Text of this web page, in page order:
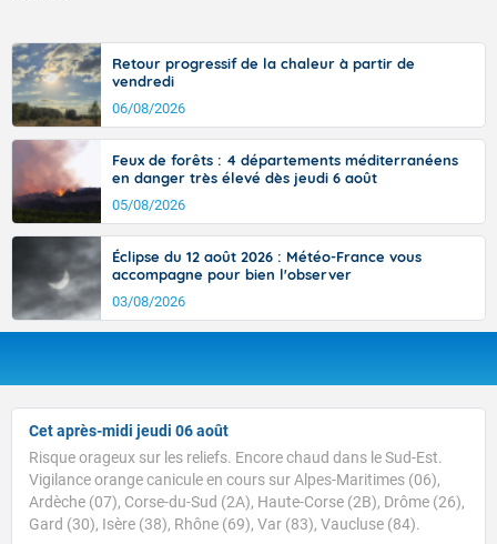
Retour progressif de la chaleur à partir de
vendredi
06/08/2026
Feux de forêts : 4 départements méditerranéens
en danger très élevé dès jeudi 6 août
05/08/2026
Éclipse du 12 août 2026 : Météo-France vous
accompagne pour bien l'observer
03/08/2026
Cet après-midi jeudi 06 août
Risque orageux sur les reliefs. Encore chaud dans le Sud-Est.
Vigilance orange canicule en cours sur Alpes-Maritimes (06),
Ardèche (07), Corse-du-Sud (2A), Haute-Corse (2B), Drôme (26),
Gard (30), Isère (38), Rhône (69), Var (83), Vaucluse (84).